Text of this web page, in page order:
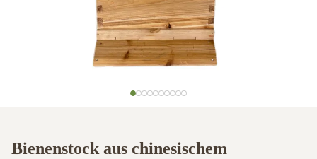
Bienenstock aus chinesischem